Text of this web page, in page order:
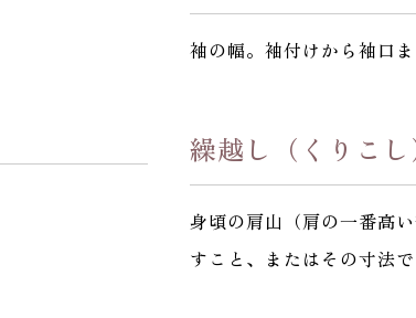
袖の幅。袖付けから袖口
繰越し（くりこ
身頃の肩山（肩の一番高
すこと、またはその寸法